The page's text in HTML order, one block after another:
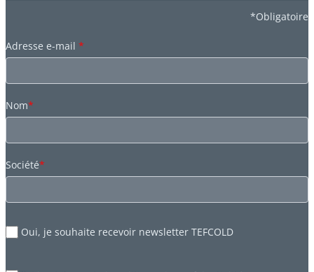
*Obligatoire
Adresse e-mail *
Nom*
Société*
Oui, je souhaite recevoir newsletter TEFCOLD